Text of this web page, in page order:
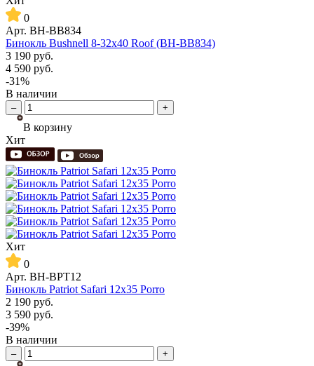
0
Арт. BH-BB834
Бинокль Bushnell 8-32x40 Roof (BH-BB834)
3 190 руб.
4 590 руб.
-31%
В наличии
– +
В корзину
Хит
Хит
0
Арт. BH-BPT12
Бинокль Patriot Safari 12x35 Porro
2 190 руб.
3 590 руб.
-39%
В наличии
– +